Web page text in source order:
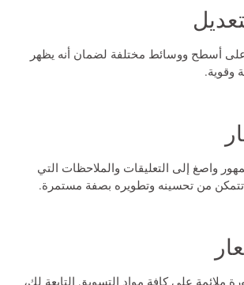
أسطح ووسائط مختلفة لضمان أنه يظهر
وقوية.
واصغ إلى التعليقات والملاحظات التي
تتمكن من تحسينه وتطويره بصفة مستمرة.
ملائمة على كافة مواد التسويق التابعة لك،